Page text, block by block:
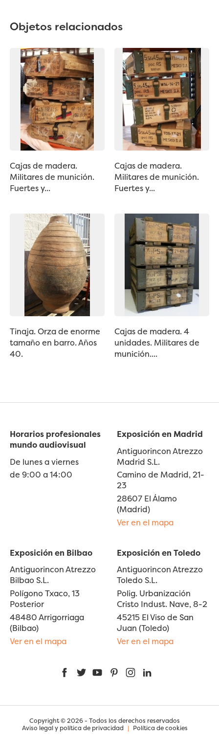
Objetos relacionados
Cajas de madera.
Militares de munición.
Fuertes y...
Cajas de madera.
Militares de munición.
Fuertes y...
Tinaja. Orza de enorme
tamaño en barro. Años
40.
Cajas de madera. 4
unidades. Militares de
munición....
Horarios profesionales
mundo audiovisual
De lunes a viernes
de 9:00 a 14:00
Exposición en Madrid
Antiguorincon Atrezzo
Madrid S.L.
Camino de Madrid, 21-
23
28607 El Álamo
(Madrid)
Ver en el mapa
Exposición en Bilbao
Antiguorincon Atrezzo
Bilbao S.L.
Polígono Txaco, 13
Posterior
48480 Arrigorriaga
(Bilbao)
Ver en el mapa
Exposición en Toledo
Antiguorincon Atrezzo
Toledo S.L.
Polig. Urbanización
Cristo Indust. Nave, 8-2
45215 El Viso de San
Juan (Toledo)
Ver en el mapa
FacebookTwitterYouTubePinterestInstagram
Copyright © 2026 - Todos los derechos reservados
Aviso legal y política de privacidad | Política de cookies